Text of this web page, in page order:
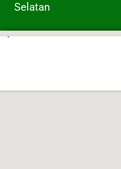
Selatan